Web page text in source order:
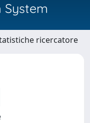
System
ricercatore